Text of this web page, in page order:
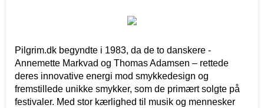
Pilgrim.dk begyndte i 1983, da de to danskere -
Annemette Markvad og Thomas Adamsen – rettede
deres innovative energi mod smykkedesign og
fremstillede unikke smykker, som de primært solgte på
festivaler. Med stor kærlighed til musik og mennesker